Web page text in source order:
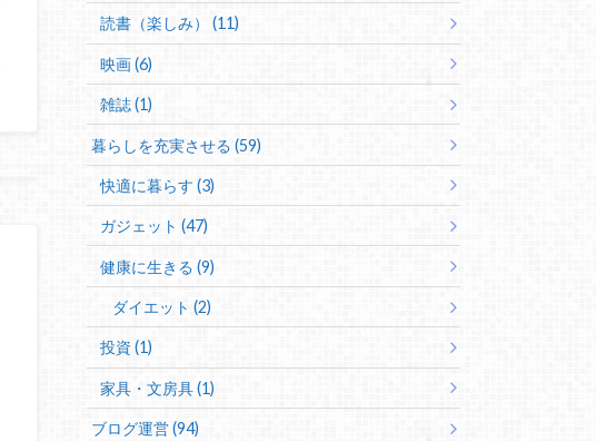
読書（楽しみ） (11)
映画 (6)
雑誌 (1)
暮らしを充実させる (59)
快適に暮らす (3)
ガジェット (47)
健康に生きる (9)
ダイエット (2)
投資 (1)
家具・文房具 (1)
ブログ運営 (94)